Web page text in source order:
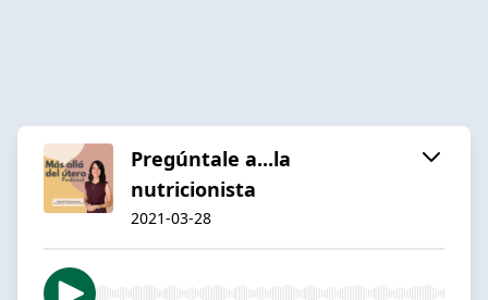
Pregúntale a...la
nutricionista
2021-03-28